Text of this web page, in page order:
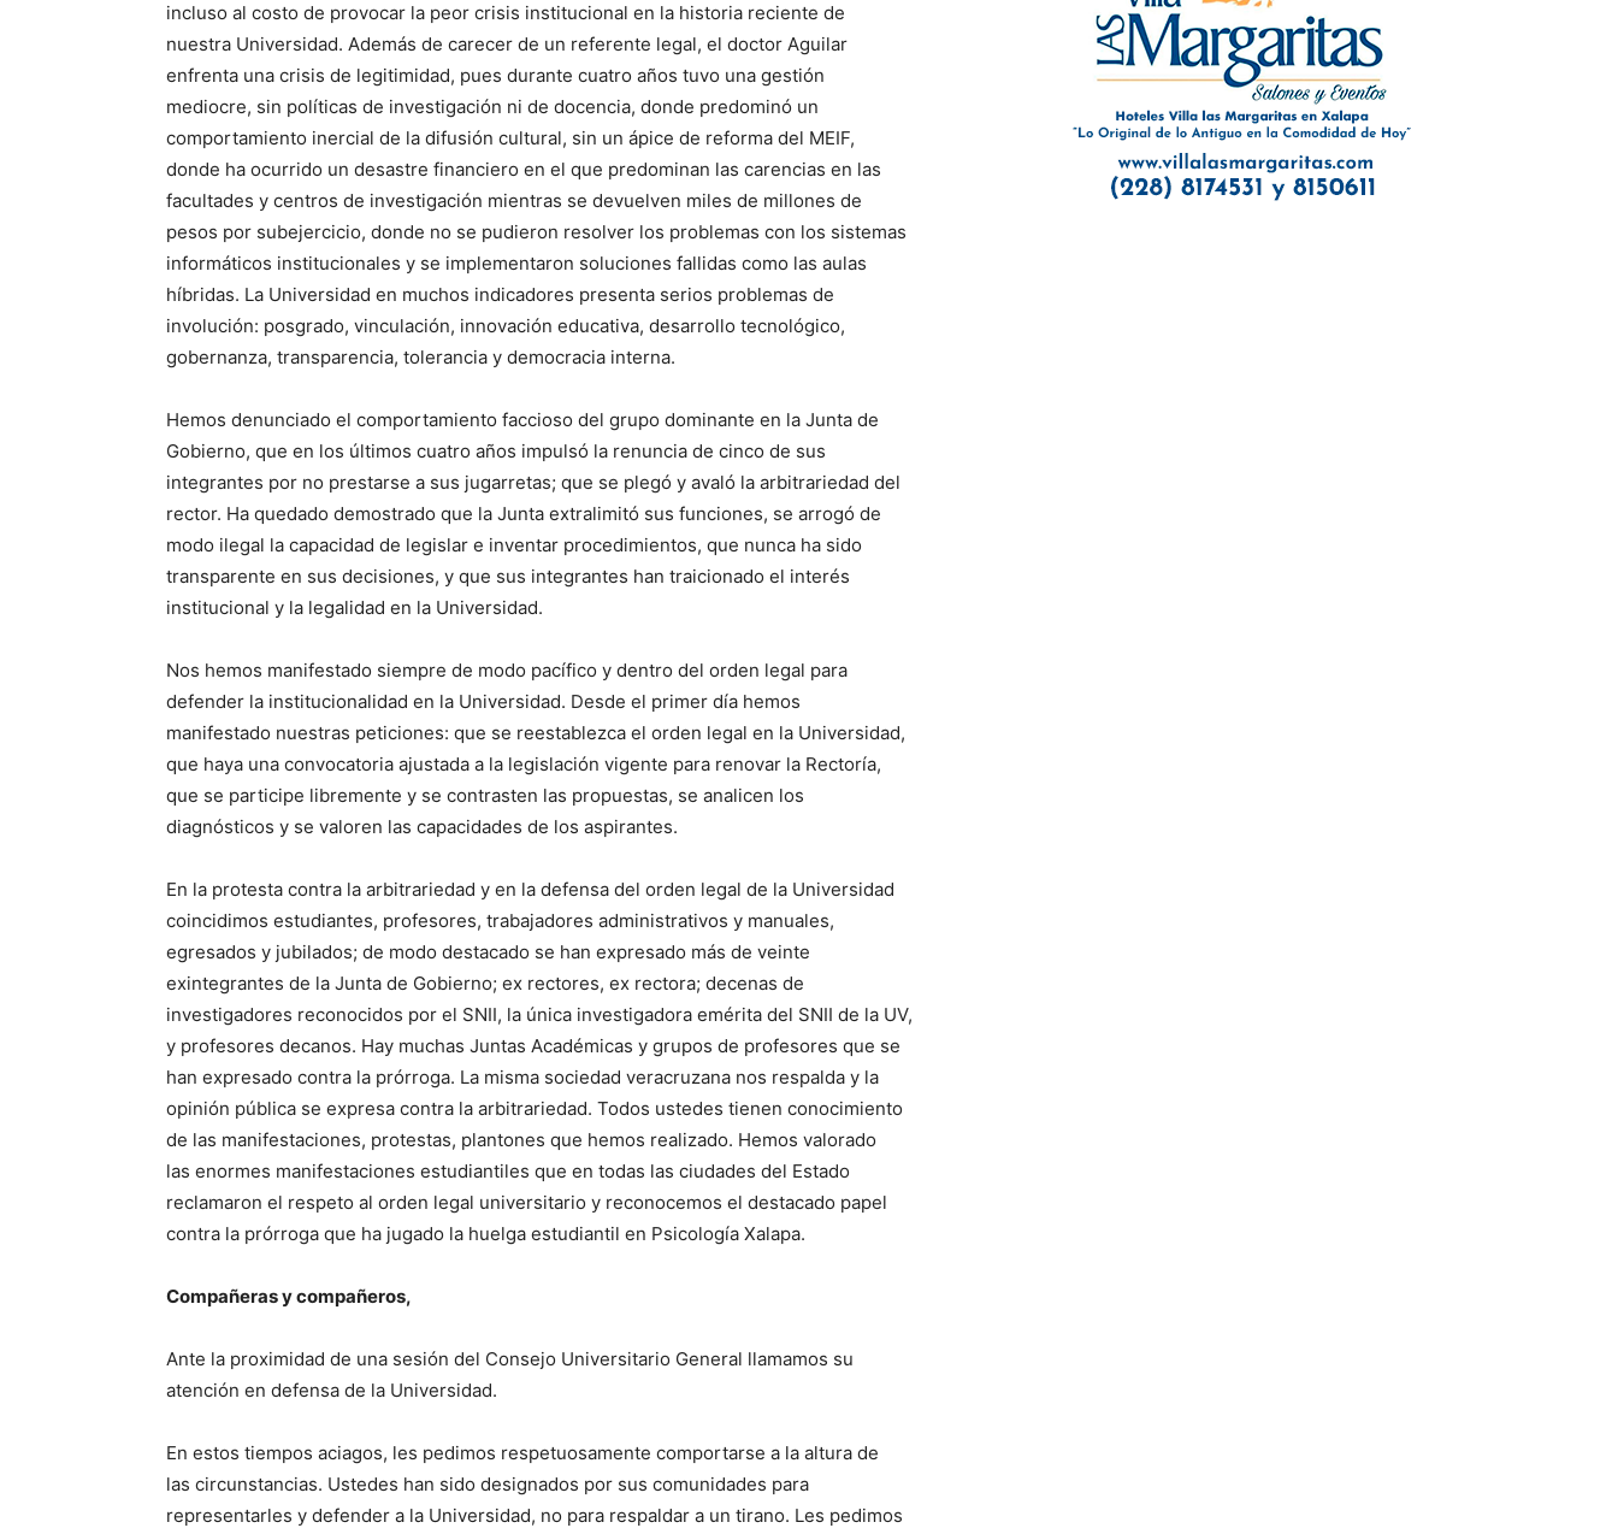
incluso al costo de provocar la peor crisis institucional en la historia reciente de
nuestra Universidad. Además de carecer de un referente legal, el doctor Aguilar
enfrenta una crisis de legitimidad, pues durante cuatro años tuvo una gestión
mediocre, sin políticas de investigación ni de docencia, donde predominó un
comportamiento inercial de la difusión cultural, sin un ápice de reforma del MEIF,
donde ha ocurrido un desastre financiero en el que predominan las carencias en las
facultades y centros de investigación mientras se devuelven miles de millones de
pesos por subejercicio, donde no se pudieron resolver los problemas con los sistemas
informáticos institucionales y se implementaron soluciones fallidas como las aulas
híbridas. La Universidad en muchos indicadores presenta serios problemas de
involución: posgrado, vinculación, innovación educativa, desarrollo tecnológico,
gobernanza, transparencia, tolerancia y democracia interna.
Hemos denunciado el comportamiento faccioso del grupo dominante en la Junta de
Gobierno, que en los últimos cuatro años impulsó la renuncia de cinco de sus
integrantes por no prestarse a sus jugarretas; que se plegó y avaló la arbitrariedad del
rector. Ha quedado demostrado que la Junta extralimitó sus funciones, se arrogó de
modo ilegal la capacidad de legislar e inventar procedimientos, que nunca ha sido
transparente en sus decisiones, y que sus integrantes han traicionado el interés
institucional y la legalidad en la Universidad.
Nos hemos manifestado siempre de modo pacífico y dentro del orden legal para
defender la institucionalidad en la Universidad. Desde el primer día hemos
manifestado nuestras peticiones: que se reestablezca el orden legal en la Universidad,
que haya una convocatoria ajustada a la legislación vigente para renovar la Rectoría,
que se participe libremente y se contrasten las propuestas, se analicen los
diagnósticos y se valoren las capacidades de los aspirantes.
En la protesta contra la arbitrariedad y en la defensa del orden legal de la Universidad
coincidimos estudiantes, profesores, trabajadores administrativos y manuales,
egresados y jubilados; de modo destacado se han expresado más de veinte
exintegrantes de la Junta de Gobierno; ex rectores, ex rectora; decenas de
investigadores reconocidos por el SNII, la única investigadora emérita del SNII de la UV,
y profesores decanos. Hay muchas Juntas Académicas y grupos de profesores que se
han expresado contra la prórroga. La misma sociedad veracruzana nos respalda y la
opinión pública se expresa contra la arbitrariedad. Todos ustedes tienen conocimiento
de las manifestaciones, protestas, plantones que hemos realizado. Hemos valorado
las enormes manifestaciones estudiantiles que en todas las ciudades del Estado
reclamaron el respeto al orden legal universitario y reconocemos el destacado papel
contra la prórroga que ha jugado la huelga estudiantil en Psicología Xalapa.
Compañeras y compañeros,
Ante la proximidad de una sesión del Consejo Universitario General llamamos su
atención en defensa de la Universidad.
En estos tiempos aciagos, les pedimos respetuosamente comportarse a la altura de
las circunstancias. Ustedes han sido designados por sus comunidades para
representarles y defender a la Universidad, no para respaldar a un tirano. Les pedimos